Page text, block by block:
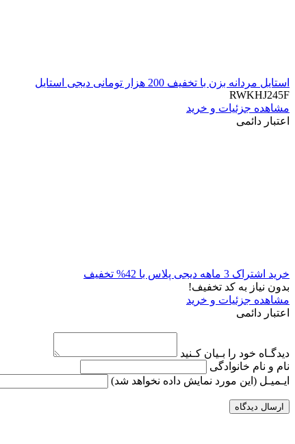
استایل مردانه بزن با تخفیف 200 هزار تومانی دیجی استایل
RWKHJ245F
مشاهده جزئیات و خرید
اعتبار دائمی
خرید اشتراک 3 ماهه دیجی پلاس با 42% تخفیف
بدون نیاز به کد تخفیف!
مشاهده جزئیات و خرید
اعتبار دائمی
دیدگـاه خود را بـیان کـنید
نام و نام خانوادگی
ایـمیـل (این مورد نمایش داده نخواهد شد)
ارسال دیدگاه